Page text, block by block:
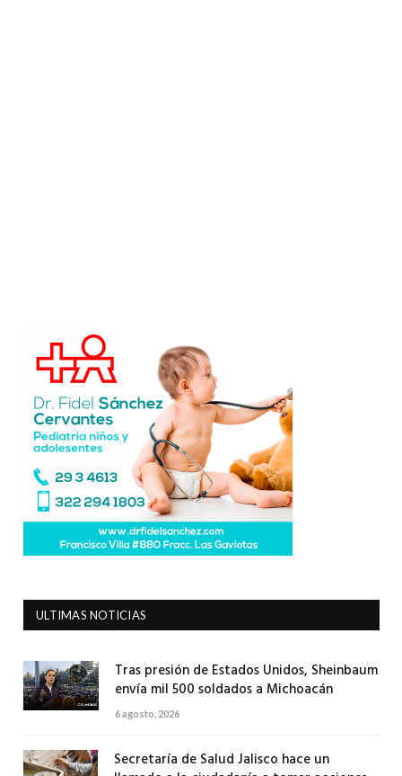
ULTIMAS NOTICIAS
Tras presión de Estados Unidos, Sheinbaum
envía mil 500 soldados a Michoacán
6 agosto, 2026
Secretaría de Salud Jalisco hace un